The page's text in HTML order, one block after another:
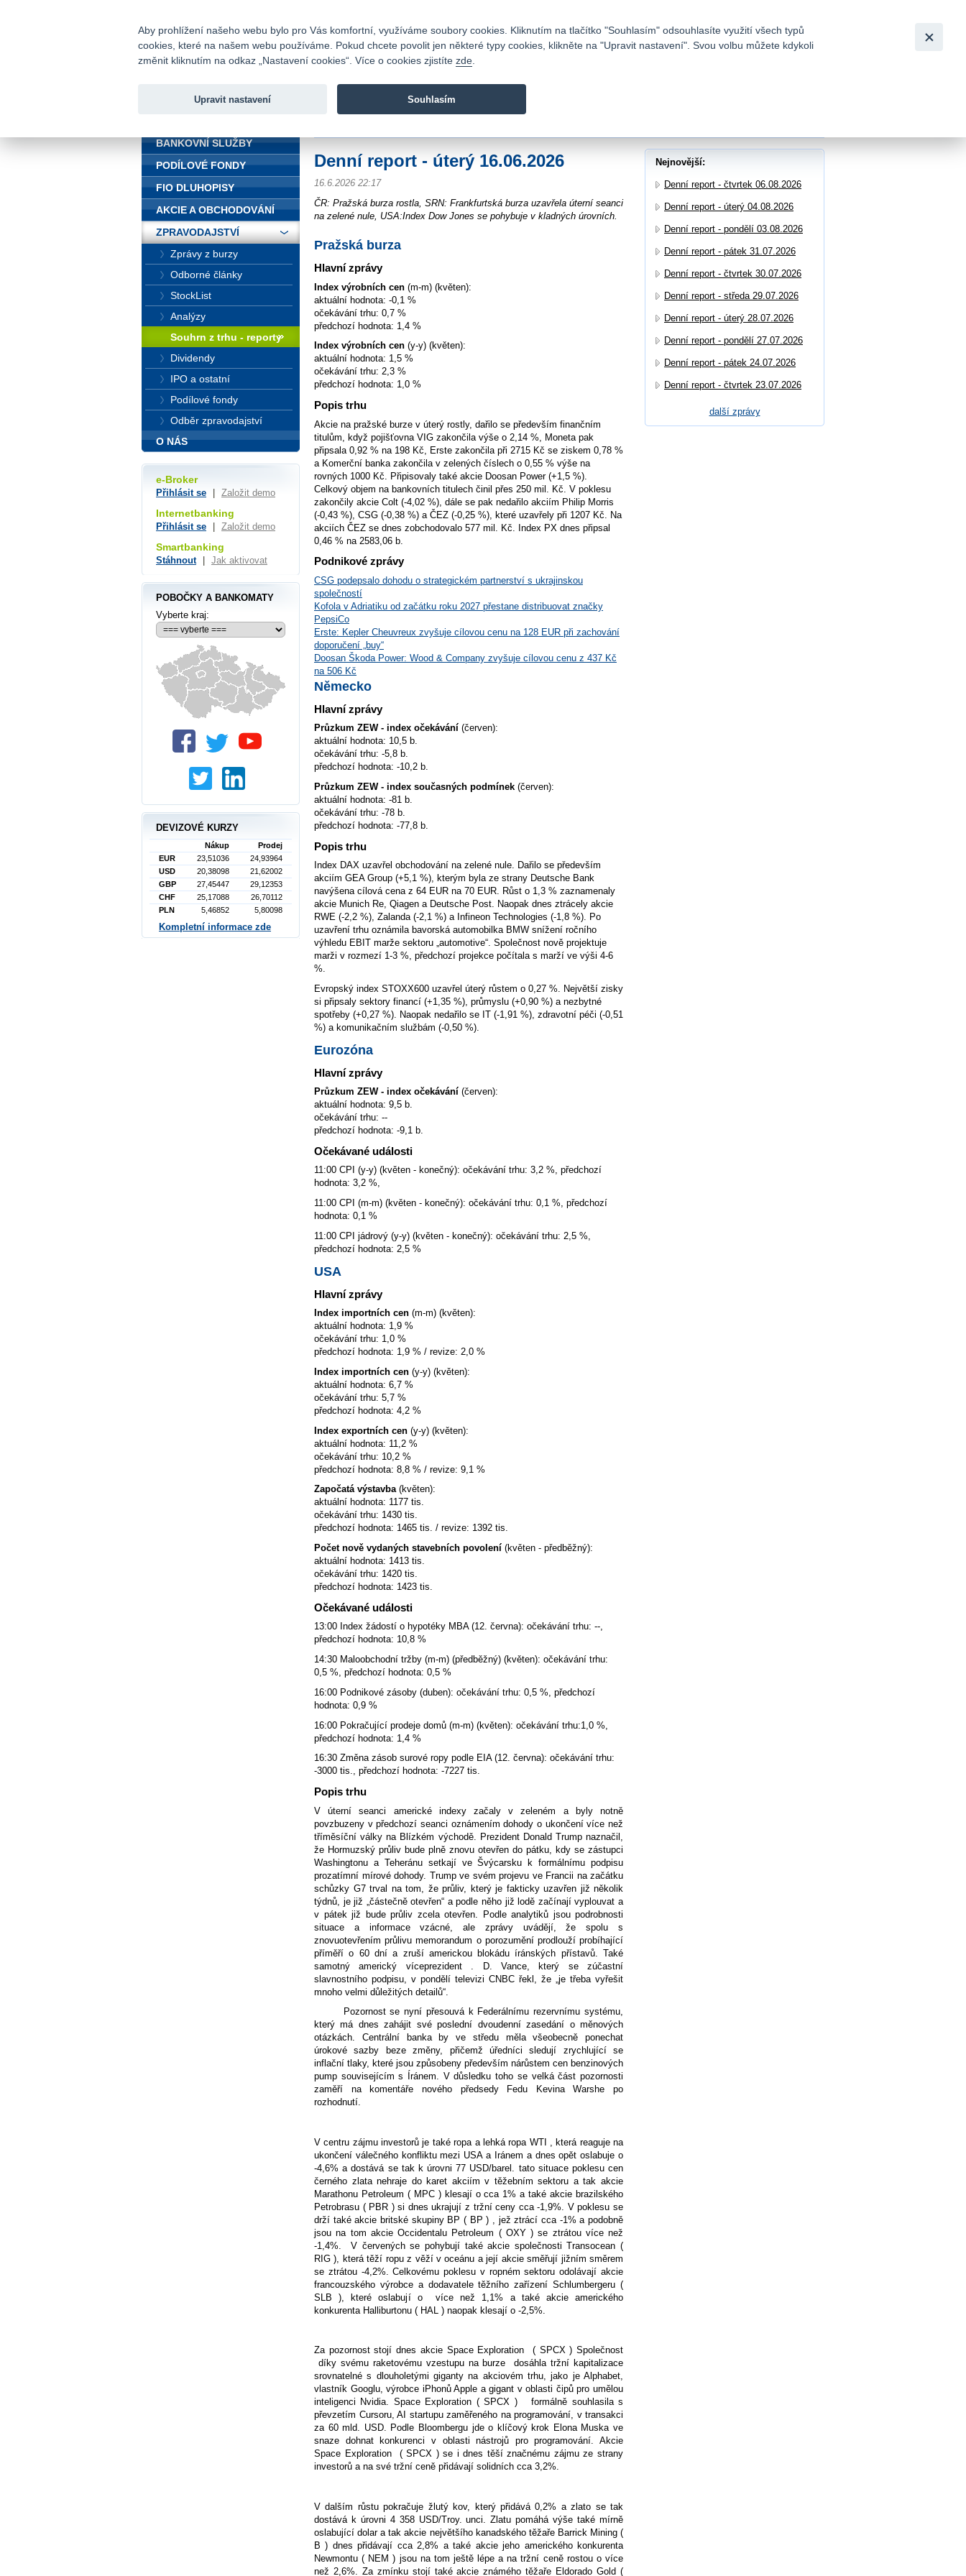
Fio banka
Fio banka je moderní česká banka. Poskytuje účty bez poplatků a
Denní report - úterý 16.06.2026
16.6.2026 22:17
ČR: Pražská burza rostla, SRN: Frankfurtská burza uzavřela úterní seanci
na zelené nule, USA:Index Dow Jones se pohybuje v kladných úrovních.
Pražská burza
Hlavní zprávy
Index výrobních cen (m-m) (květen):
aktuální hodnota: -0,1 %
očekávání trhu: 0,7 %
předchozí hodnota: 1,4 %
Index výrobních cen (y-y) (květen):
aktuální hodnota: 1,5 %
očekávání trhu: 2,3 %
předchozí hodnota: 1,0 %
Popis trhu
Akcie na pražské burze v úterý rostly, dařilo se především finančním
titulům, když pojišťovna VIG zakončila výše o 2,14 %, Moneta pak
připsala 0,92 % na 198 Kč, Erste zakončila při 2715 Kč se ziskem 0,78 %
a Komerční banka zakončila v zelených číslech o 0,55 % výše na
rovných 1000 Kč. Připisovaly také akcie Doosan Power (+1,5 %).
Celkový objem na bankovních titulech činil přes 250 mil. Kč. V poklesu
zakončily akcie Colt (-4,02 %), dále se pak nedařilo akciím Philip Morris
(-0,43 %), CSG (-0,38 %) a ČEZ (-0,25 %), které uzavřely při 1207 Kč. Na
akciích ČEZ se dnes zobchodovalo 577 mil. Kč. Index PX dnes připsal
0,46 % na 2583,06 b.
Podnikové zprávy
CSG podepsalo dohodu o strategickém partnerství s ukrajinskou
společností
Kofola v Adriatiku od začátku roku 2027 přestane distribuovat značky
PepsiCo
Erste: Kepler Cheuvreux zvyšuje cílovou cenu na 128 EUR při zachování
doporučení „buy“
Doosan Škoda Power: Wood & Company zvyšuje cílovou cenu z 437 Kč
na 506 Kč
Německo
Hlavní zprávy
Průzkum ZEW - index očekávání (červen):
aktuální hodnota: 10,5 b.
očekávání trhu: -5,8 b.
předchozí hodnota: -10,2 b.
Průzkum ZEW - index současných podmínek (červen):
aktuální hodnota: -81 b.
očekávání trhu: -78 b.
předchozí hodnota: -77,8 b.
Popis trhu
Index DAX uzavřel obchodování na zelené nule. Dařilo se především
akciím GEA Group (+5,1 %), kterým byla ze strany Deutsche Bank
navýšena cílová cena z 64 EUR na 70 EUR. Růst o 1,3 % zaznamenaly
akcie Munich Re, Qiagen a Deutsche Post. Naopak dnes ztrácely akcie
RWE (-2,2 %), Zalanda (-2,1 %) a Infineon Technologies (-1,8 %). Po
uzavření trhu oznámila bavorská automobilka BMW snížení ročního
výhledu EBIT marže sektoru „automotive“. Společnost nově projektuje
marži v rozmezí 1-3 %, předchozí projekce počítala s marží ve výši 4-6
%.
Evropský index STOXX600 uzavřel úterý růstem o 0,27 %. Největší zisky
si připsaly sektory financí (+1,35 %), průmyslu (+0,90 %) a nezbytné
spotřeby (+0,27 %). Naopak nedařilo se IT (-1,91 %), zdravotní péči (-0,51
%) a komunikačním službám (-0,50 %).
Eurozóna
Hlavní zprávy
Průzkum ZEW - index očekávání (červen):
aktuální hodnota: 9,5 b.
očekávání trhu: --
předchozí hodnota: -9,1 b.
Očekávané události
11:00 CPI (y-y) (květen - konečný): očekávání trhu: 3,2 %, předchozí
hodnota: 3,2 %,
11:00 CPI (m-m) (květen - konečný): očekávání trhu: 0,1 %, předchozí
hodnota: 0,1 %
11:00 CPI jádrový (y-y) (květen - konečný): očekávání trhu: 2,5 %,
předchozí hodnota: 2,5 %
USA
Hlavní zprávy
Index importních cen (m-m) (květen):
aktuální hodnota: 1,9 %
očekávání trhu: 1,0 %
předchozí hodnota: 1,9 % / revize: 2,0 %
Index importních cen (y-y) (květen):
aktuální hodnota: 6,7 %
očekávání trhu: 5,7 %
předchozí hodnota: 4,2 %
Index exportních cen (y-y) (květen):
aktuální hodnota: 11,2 %
očekávání trhu: 10,2 %
předchozí hodnota: 8,8 % / revize: 9,1 %
Započatá výstavba(květen):
aktuální hodnota: 1177 tis.
očekávání trhu: 1430 tis.
předchozí hodnota: 1465 tis. / revize: 1392 tis.
Počet nově vydaných stavebních povolení (květen - předběžný):
aktuální hodnota: 1413 tis.
očekávání trhu: 1420 tis.
předchozí hodnota: 1423 tis.
Očekávané události
13:00 Index žádostí o hypotéky MBA (12. června): očekávání trhu: --,
předchozí hodnota: 10,8 %
14:30 Maloobchodní tržby (m-m) (předběžný) (květen): očekávání trhu:
0,5 %, předchozí hodnota: 0,5 %
16:00 Podnikové zásoby (duben): očekávání trhu: 0,5 %, předchozí
hodnota: 0,9 %
16:00 Pokračující prodeje domů (m-m) (květen): očekávání trhu:1,0 %,
předchozí hodnota: 1,4 %
16:30 Změna zásob surové ropy podle EIA (12. června): očekávání trhu:
-3000 tis., předchozí hodnota: -7227 tis.
Popis trhu
V úterní seanci americké indexy začaly v zeleném a byly notně
povzbuzeny v předchozí seanci oznámením dohody o ukončení více než
tříměsíční války na Blízkém východě.
Prezident Donald Trump naznačil,
že Hormuzský průliv bude plně znovu otevřen do pátku, kdy se zástupci
Washingtonu a Teheránu setkají ve Švýcarsku k formálnímu podpisu
prozatímní mírové dohody. Trump ve svém projevu ve Francii na začátku
schůzky G7 trval na tom, že průliv, který je fakticky uzavřen již několik
týdnů, je již „částečně otevřen“ a podle něho již lodě začínají vyplouvat a
v pátek již bude průliv zcela otevřen. Podle analytiků jsou podrobnosti
situace a informace vzácné,
ale zprávy uvádějí, že spolu s
znovuotevřením průlivu memorandum o porozumění prodlouží probíhající
příměří o 60 dní a zruší americkou blokádu íránských přístavů. Také
samotný americký víceprezident . D. Vance, který se zúčastní
slavnostního podpisu, v pondělí televizi CNBC řekl, že „je třeba vyřešit
mnoho velmi důležitých detailů“.
Pozornost se nyní přesouvá k Federálnímu rezervnímu systému,
který má dnes zahájit své poslední dvoudenní zasedání o měnových
otázkách. Centrální banka by ve středu měla všeobecně ponechat
úrokové sazby beze změny, přičemž úředníci sledují zrychlující se
inflační tlaky, které jsou způsobeny především nárůstem cen benzinových
pump souvisejícím s Íránem. V důsledku toho se velká část pozornosti
zaměří na komentáře nového předsedy Fedu Kevina Warshe po
rozhodnutí.
V centru zájmu investorů je také ropa a lehká ropa WTI , která reaguje na
ukončení válečného konfliktu mezi USA a Iránem a dnes opět oslabuje o
-4,6% a dostává se tak k úrovni 77 USD/barel. tato situace poklesu cen
černého zlata nehraje do karet akciím v těžebním sektoru a tak akcie
Marathonu Petroleum ( MPC ) klesají o cca 1% a také akcie brazilského
Petrobrasu ( PBR ) si dnes ukrajují z tržní ceny cca -1,9%. V poklesu se
drží také akcie britské skupiny BP ( BP ) , jež ztrácí cca -1% a podobně
jsou na tom akcie Occidentalu Petroleum ( OXY ) se ztrátou více než
-1,4%.
V červených se pohybují také akcie společnosti Transocean (
RIG ), která těží ropu z věží v oceánu a její akcie směřují jižním směrem
se ztrátou -4,2%. Celkovému poklesu v ropném sektoru odolávají akcie
francouzského výrobce a dodavatele těžního zařízení Schlumbergeru (
SLB ), které oslabují o
více než 1,1% a také akcie amerického
konkurenta Halliburtonu ( HAL ) naopak klesají o -2,5%.
Za pozornost stojí dnes akcie Space Exploration
( SPCX ) Společnost
díky svému raketovému vzestupu na burze
dosáhla tržní kapitalizace
srovnatelné s dlouholetými giganty na akciovém trhu, jako je Alphabet,
vlastník Googlu, výrobce iPhonů Apple a gigant v oblasti čipů pro umělou
inteligenci Nvidia. Space Exploration ( SPCX )
formálně souhlasila s
převzetím Cursoru, AI startupu zaměřeného na programování, v transakci
za 60 mld. USD. Podle Bloombergu jde o klíčový krok Elona Muska ve
snaze dohnat konkurenci v oblasti nástrojů pro programování. Akcie
Space Exploration
( SPCX ) se i dnes těší značnému zájmu ze strany
investorů a na své tržní ceně přidávají solidních cca 3,2%.
V dalším růstu pokračuje žlutý kov, který přidává 0,2% a zlato se tak
dostává k úrovni 4 358 USD/Troy. unci. Zlatu pomáhá výše také mírně
oslabující dolar a tak akcie největšího kanadského těžaře Barrick Mining (
B ) dnes přidávají cca 2,8% a také akcie jeho amerického konkurenta
Newmontu ( NEM ) jsou na tom ještě lépe a na tržní ceně rostou o více
než 2,6%. Za zmínku stojí také akcie známého těžaře Eldorado Gold (
Nejnovější:
Denní report - čtvrtek 06.08.2026
Denní report - úterý 04.08.2026
Denní report - pondělí 03.08.2026
Denní report - pátek 31.07.2026
Denní report - čtvrtek 30.07.2026
Denní report - středa 29.07.2026
Denní report - úterý 28.07.2026
Denní report - pondělí 27.07.2026
Denní report - pátek 24.07.2026
Denní report - čtvrtek 23.07.2026
další zprávy
BANKOVNÍ SLUŽBY
PODÍLOVÉ FONDY
FIO DLUHOPISY
AKCIE A OBCHODOVÁNÍ
ZPRAVODAJSTVÍ
Zprávy z burzy
Odborné články
StockList
Analýzy
Souhrn z trhu - reporty
Dividendy
IPO a ostatní
Podílové fondy
Odběr zpravodajství
O NÁS
e-Broker
Přihlásit se Založit demo
Internetbanking
Přihlásit se Založit demo
Smartbanking
Stáhnout Jak aktivovat
POBOČKY A BANKOMATY
Vyberte kraj:
DEVIZOVÉ KURZY
Nákup
Prodej
EUR
23,51036
24,93964
USD
20,38098
21,62002
GBP
27,45447
29,12353
CHF
25,17088
26,70112
PLN
5,46852 5,80098
Kompletní informace zde
Aby prohlížení našeho webu bylo pro Vás komfortní, využíváme soubory cookies. Kliknutím na tlačítko "Souhlasím" odsouhlasíte využití všech typů
cookies, které na našem webu používáme. Pokud chcete povolit jen některé typy cookies, klikněte na "Upravit nastavení". Svou volbu můžete kdykoli
změnit kliknutím na odkaz „Nastavení cookies“. Více o cookies zjistíte zde
Upravit nastavení Souhlasím